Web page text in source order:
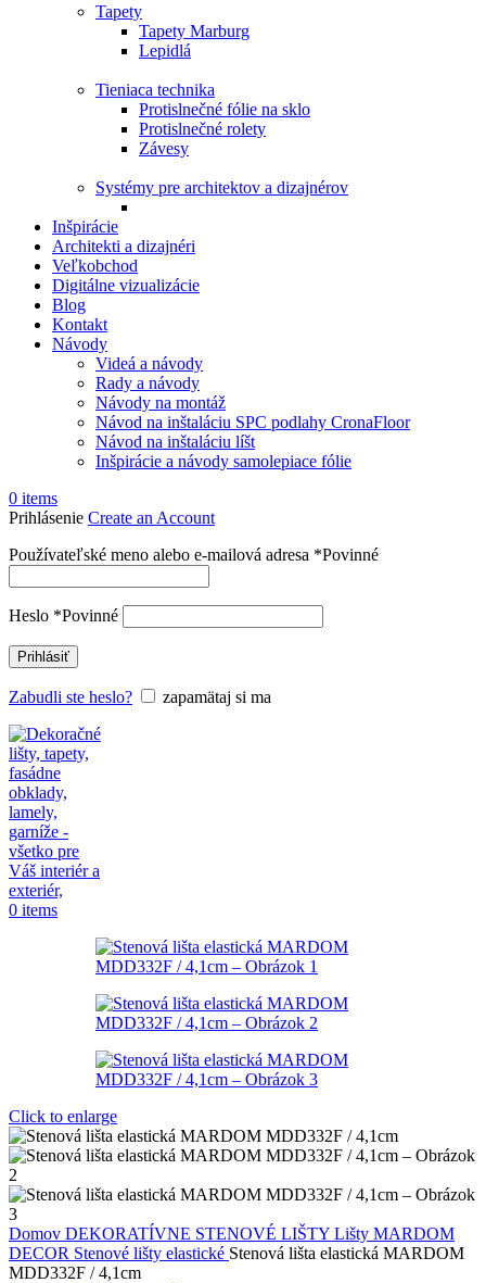
Tapety
Tapety Marburg
Lepidlá
Tieniaca technika
Protislnečné fólie na sklo
Protislnečné rolety
Závesy
Systémy pre architektov a dizajnérov
Inšpirácie
Architekti a dizajnéri
Veľkobchod
Digitálne vizualizácie
Blog
Kontakt
Návody
Videá a návody
Rady a návody
Návody na montáž
Návod na inštaláciu SPC podlahy CronaFloor
Návod na inštaláciu líšt
Inšpirácie a návody samolepiace fólie
0 items
Prihlásenie Create an Account
Používateľské meno alebo e-mailová adresa *Povinné
Heslo *Povinné
Prihlásiť
Zabudli ste heslo? zapamätaj si ma
0 items
Click to enlarge
Domov DEKORATÍVNE STENOVÉ LIŠTY Lišty MARDOM
DECOR Stenové lišty elastické Stenová lišta elastická MARDOM
MDD332F / 4,1cm